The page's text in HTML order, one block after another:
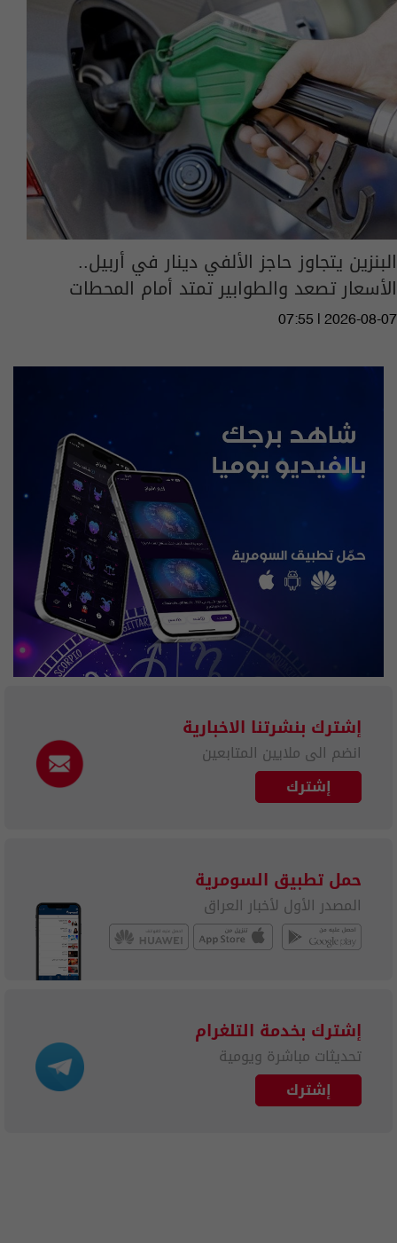
البنزين يتجاوز حاجز الألفي دينار في أربيل..
الأسعار تصعد والطوابير تمتد أمام المحطات
07:55 | 2026-08-07
إشترك بنشرتنا الاخبارية
انضم الى ملايين المتابعين
إشترك
حمل تطبيق السومرية
المصدر الأول لأخبار العراق
إشترك بخدمة التلغرام
تحديثات مباشرة ويومية
إشترك